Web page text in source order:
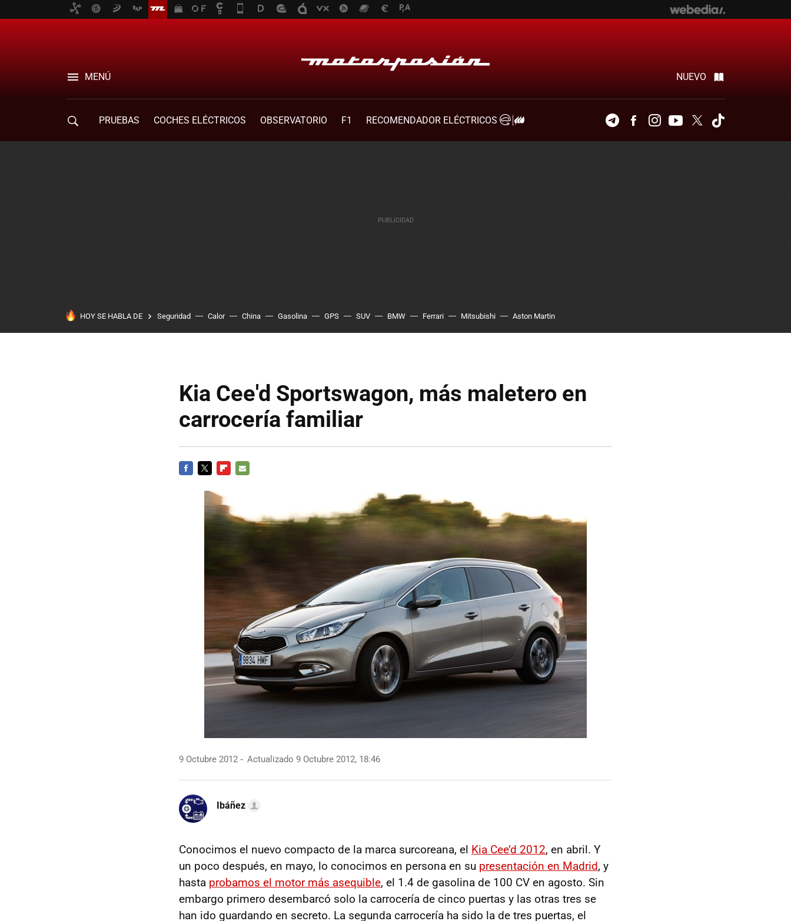
MENÚ NUEVO
PRUEBAS COCHES ELÉCTRICOS OBSERVATORIO F1
RECOMENDADOR ELÉCTRICOS
TelegramFacebookInstagramYoutubeTwitter
HOY SE HABLA DE Seguridad Calor China Gasolina GPS SUV BMW Ferrari Mitsubishi Aston Martin
Kia Cee'd Sportswagon, más maletero en
carrocería familiar
9 Octubre 2012 Actualizado 9 Octubre 2012, 18:46
Ibáñez
Conocimos el nuevo compacto de la marca surcoreana, el Kia Cee’d 2012, en abril. Y
un poco después, en mayo, lo conocimos en persona en su presentación en Madrid, y
hasta probamos el motor más asequible, el 1.4 de gasolina de 100 CV en agosto. Sin
embargo primero desembarcó solo la carrocería de cinco puertas y las otras tres se
han ido guardando en secreto. La segunda carrocería ha sido la de tres puertas, el